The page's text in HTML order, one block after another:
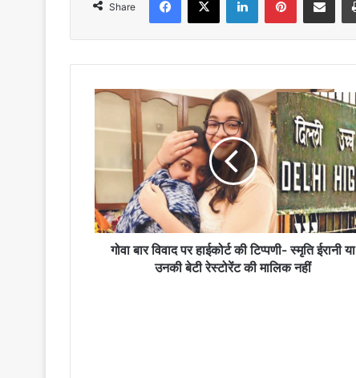
Share
गोवा
विवाद
की
टिप्पणी-
स्मृति
ईरानी
गोवा बार विवाद पर हाईकोर्ट की टिप्पणी- स्मृति ईरानी या
उनकी बेटी रेस्टोरेंट की मालिक नहीं